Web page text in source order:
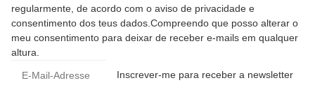
regularmente, de acordo com o aviso de privacidade e
consentimento dos teus dados.Compreendo que posso alterar o
meu consentimento para deixar de receber e-mails em qualquer
altura.
Inscrever-me para receber a newsletter